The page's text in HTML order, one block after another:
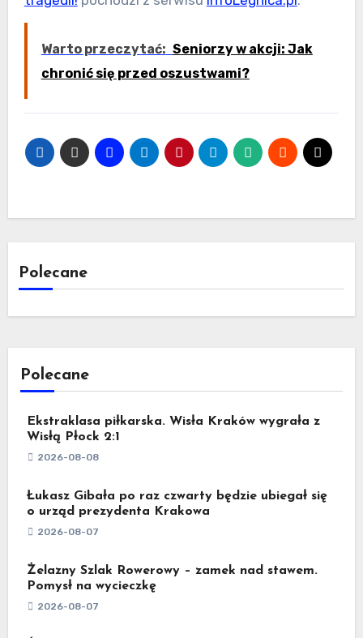
Warto przeczytać: Seniorzy w akcji: Jak
chronić się przed oszustwami?
Polecane
Polecane
Ekstraklasa piłkarska. Wisła Kraków wygrała z
Wisłą Płock 2:1
2026-08-08
Łukasz Gibała po raz czwarty będzie ubiegał się
o urząd prezydenta Krakowa
2026-08-07
Żelazny Szlak Rowerowy – zamek nad stawem.
Pomysł na wycieczkę
2026-08-07